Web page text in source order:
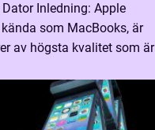
Inledning: Apple
som MacBooks, är
av högsta kvalitet som är